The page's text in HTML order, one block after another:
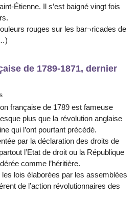
Étienne. Il s’est baigné vingt fois
rouges sur les bar¬ricades de
de 1789-1871, dernier
française de 1789 est fameuse
plus que la révolution anglaise
qui l’ont pourtant précédé.
par la déclaration des droits de
l’Etat de droit ou la République
comme l’héritière.
lois élaborées par les assemblées
de l’action révolutionnaires des